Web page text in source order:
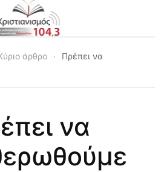
άρθρο
Πρέπει να
να